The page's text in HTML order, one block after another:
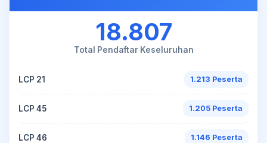
18.807
Total Pendaftar Keseluruhan
LCP 21 1.213 Peserta
LCP 45 1.205 Peserta
LCP 46 1.146 Peserta